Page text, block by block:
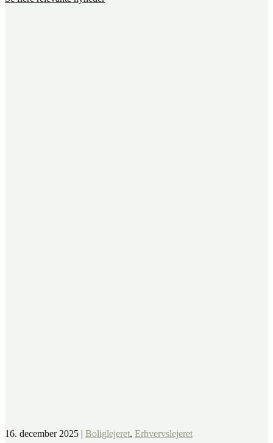
16. december 2025 | Boliglejeret, Erhvervslejeret